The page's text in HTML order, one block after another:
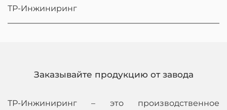
ТР-Инжиниринг
Заказывайте продукцию от завода
ТР-Инжиниринг – это производственное